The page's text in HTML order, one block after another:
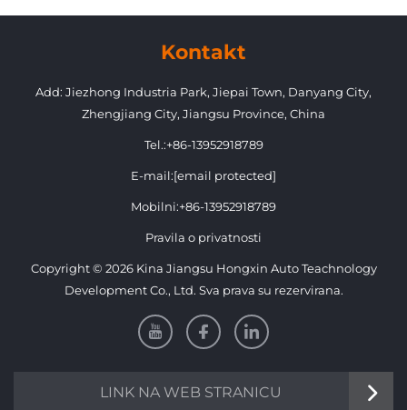
Kontakt
Add: Jiezhong Industria Park, Jiepai Town, Danyang City,
Zhengjiang City, Jiangsu Province, China
Tel.:+86-13952918789
E-mail:[email protected]
Mobilni:+86-13952918789
Pravila o privatnosti
Copyright © 2026 Kina Jiangsu Hongxin Auto Teachnology
Development Co., Ltd. Sva prava su rezervirana.
LINK NA WEB STRANICU